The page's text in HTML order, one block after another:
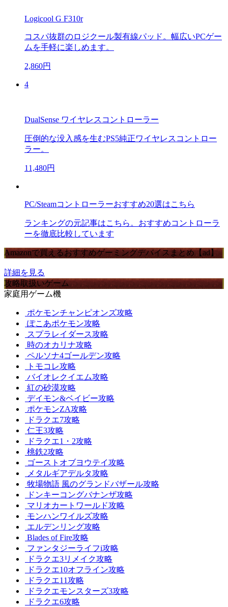
Logicool G F310r
コスパ抜群のロジクール製有線パッド。幅広いPCゲー
ムを手軽に楽しめます。
2,860円
4
DualSense ワイヤレスコントローラー
圧倒的な没入感を生むPS5純正ワイヤレスコントロー
ラー。
11,480円
PC/Steamコントローラーおすすめ20選はこちら
ランキングの元記事はこちら。おすすめコントローラ
ーを徹底比較しています
Amazonで買えるおすすめゲーミングデバイスまとめ【ad】
詳細を見る
攻略取扱いゲーム
家庭用ゲーム機
ポケモンチャンピオンズ攻略
ぽこあポケモン攻略
スプラレイダース攻略
時のオカリナ攻略
ペルソナ4ゴールデン攻略
トモコレ攻略
バイオレクイエム攻略
紅の砂漠攻略
デイモン&ベイビー攻略
ポケモンZA攻略
ドラクエ7攻略
仁王3攻略
ドラクエ1・2攻略
桃鉄2攻略
ゴーストオブヨウテイ攻略
メタルギアデルタ攻略
牧場物語 風のグランドバザール攻略
ドンキーコングバナンザ攻略
マリオカートワールド攻略
モンハンワイルズ攻略
エルデンリング攻略
Blades of Fire攻略
ファンタジーライフi攻略
ドラクエ3リメイク攻略
ドラクエ10オフライン攻略
ドラクエ11攻略
ドラクエモンスターズ3攻略
ドラクエ6攻略